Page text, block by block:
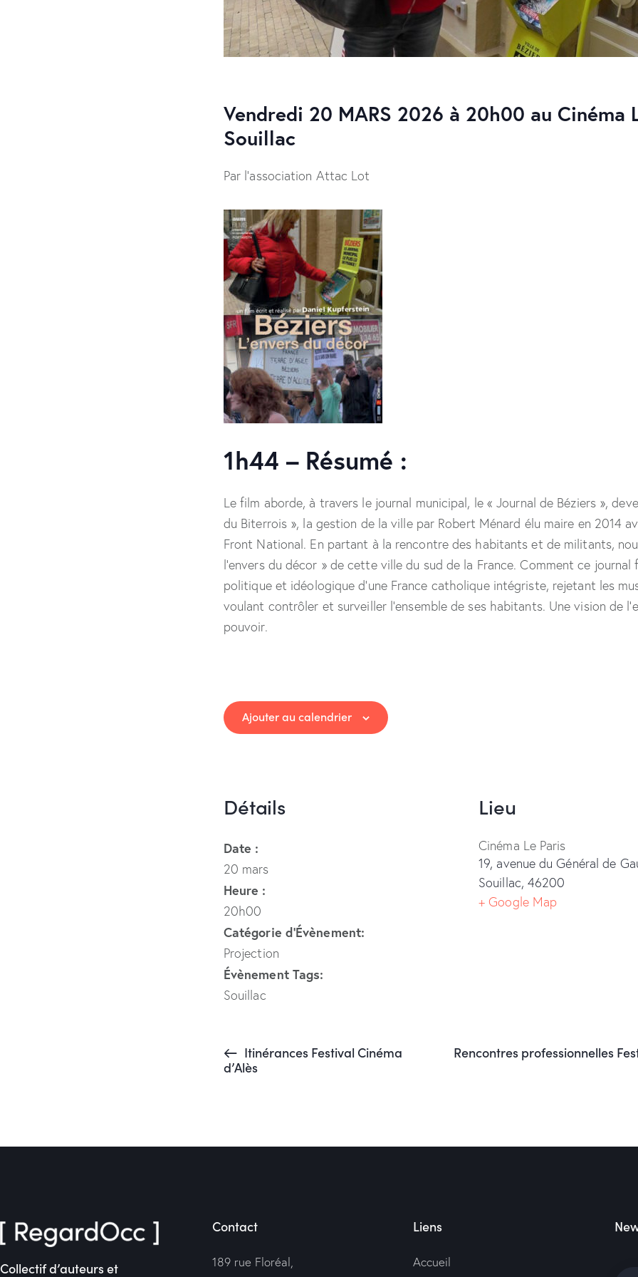
Vendredi 20 MARS 2026 à 20h00 au Cinéma
Souillac
Par l’association Attac Lot
1h44 – Résumé :
Le film aborde, à travers le journal municipal, le « Journal de Béziers »,
du Biterrois », la gestion de la ville par Robert Ménard élu maire en 2014
Front National. En partant à la rencontre des habitants et de militants,
l’envers du décor » de cette ville du sud de la France. Comment ce journal
politique et idéologique d’une France catholique intégriste, rejetant les
voulant contrôler et surveiller l’ensemble de ses habitants. Une vision de
pouvoir.
Ajouter au calendrier
Détails
Date :
20 mars
Heure :
20h00
Catégorie d’Évènement:
Projection
Évènement Tags:
Souillac
Lieu
Cinéma Le Paris
19, avenue du Général de
Souillac, 46200
+ Google Map
Itinérances Festival Cinéma
d’Alès
Rencontres professionnelles
Collectif d’auteurs et
Contact
189 rue Floréal,
Liens
Accueil